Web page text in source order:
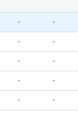
- -
- -
- -
- -
- -